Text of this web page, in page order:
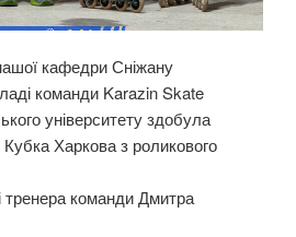
кафедри Сніжану
команди Karazin Skate
університету здобула
Харкова з роликового
тренера команди Дмитра